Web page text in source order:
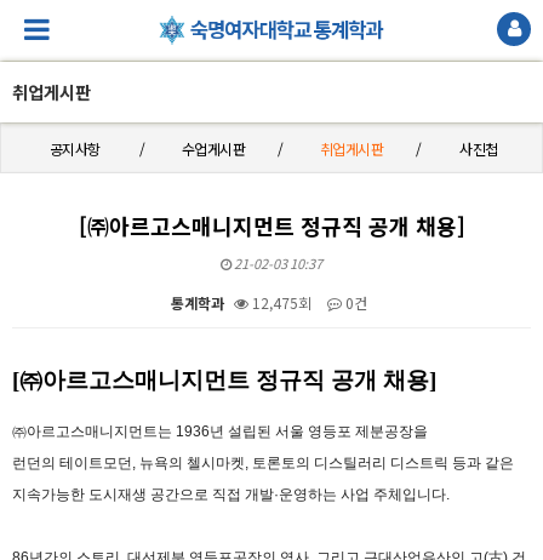
취업게시판
공지사항 수업게시판 취업게시판 사진첩
[㈜아르고스매니지먼트 정규직 공개 채용]
21-02-03 10:37
통계학과 12,475회 0건
[㈜아르고스매니지먼트 정규직 공개 채용]
㈜아르고스매니지먼트는 1936년 설립된 서울 영등포 제분공장을
런던의 테이트모던 , 뉴욕의 첼시마켓, 토론토의 디스틸러리 디스트릭 등과 같은
지속가능한 도시재생 공간으로 직접 개발·운영하는 사업 주체입니다.